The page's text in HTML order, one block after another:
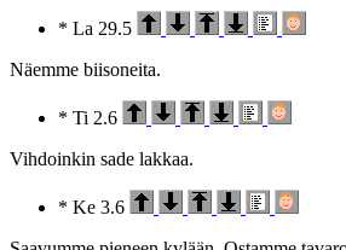
* La 29.5
Näemme biisoneita.
* Ti 2.6
Vihdoinkin sade lakkaa.
* Ke 3.6